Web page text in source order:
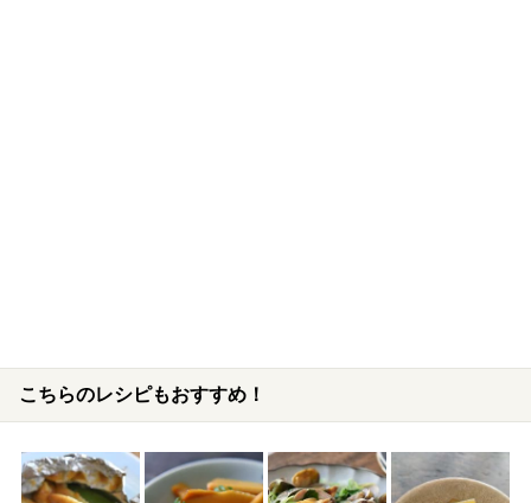
こちらのレシピもおすすめ！